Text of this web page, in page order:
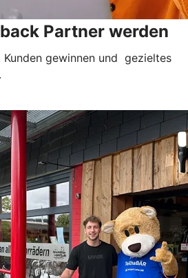
Partner werden
Kunden gewinnen und gezieltes